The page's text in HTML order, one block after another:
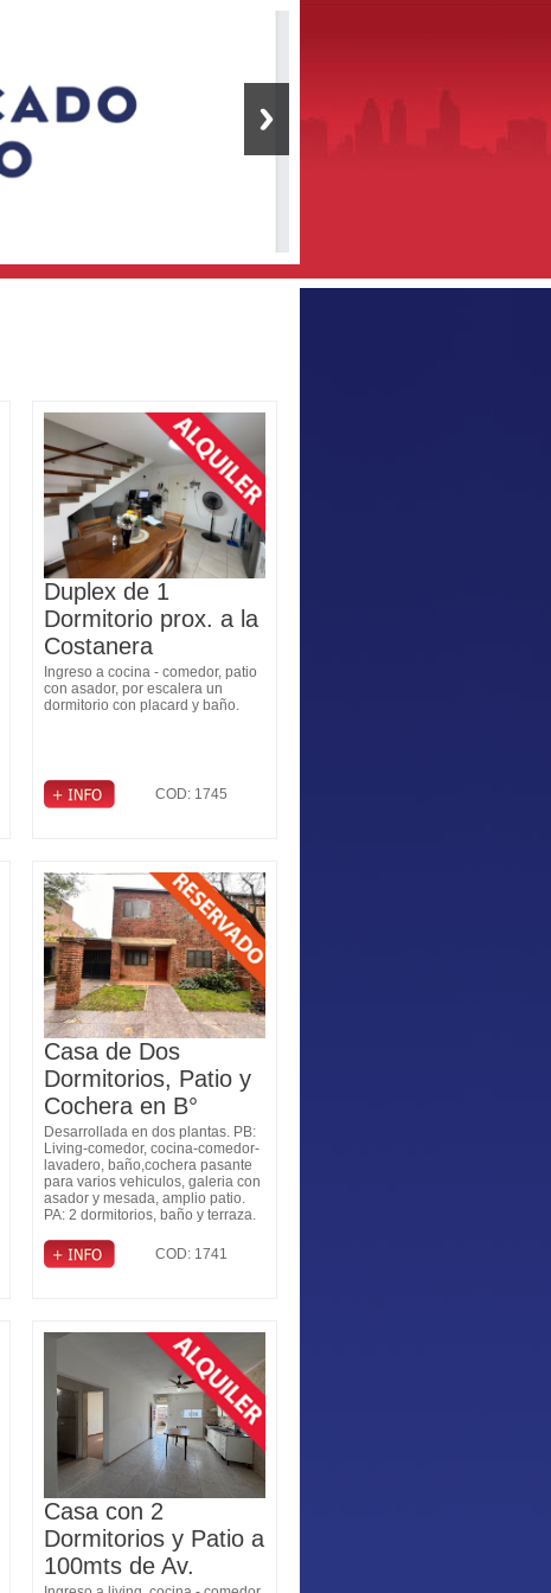
Duplex de 1
Dormitorio prox. a la
Costanera
Ingreso a cocina - comedor, patio
con asador, por escalera un
dormitorio con placard y baño.
COD: 1745
Casa de Dos
Dormitorios, Patio y
Cochera en B°
Judiciales
Desarrollada en dos plantas. PB:
Living-comedor, cocina-comedor-
lavadero, baño,cochera pasante
para varios vehiculos, galeria con
asador y mesada, amplio patio.
PA: 2 dormitorios, baño y terraza.
COD: 1741
Casa con 2
Dormitorios y Patio a
100mts de Av.